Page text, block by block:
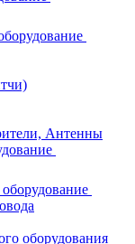
Антенны
оборудования